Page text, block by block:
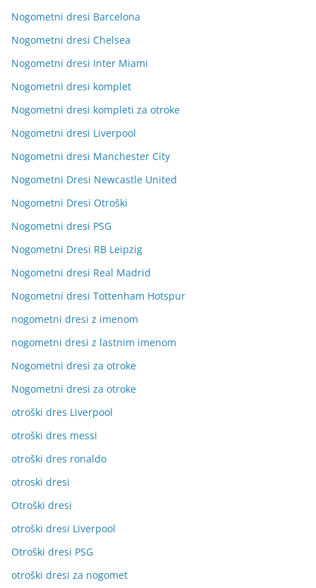
Nogometni dresi Barcelona
Nogometni dresi Chelsea
Nogometni dresi Inter Miami
Nogometni dresi komplet
Nogometni dresi kompleti za otroke
Nogometni dresi Liverpool
Nogometni dresi Manchester City
Nogometni Dresi Newcastle United
Nogometni Dresi Otroški
Nogometni dresi PSG
Nogometni Dresi RB Leipzig
Nogometni dresi Real Madrid
Nogometni dresi Tottenham Hotspur
nogometni dresi z imenom
nogometni dresi z lastnim imenom
Nogometni dresi za otroke
Nogometni dresi za otroke
otroški dres Liverpool
otroški dres messi
otroški dres ronaldo
otroski dresi
Otroški dresi
otroški dresi Liverpool
Otroški dresi PSG
otroški dresi za nogomet